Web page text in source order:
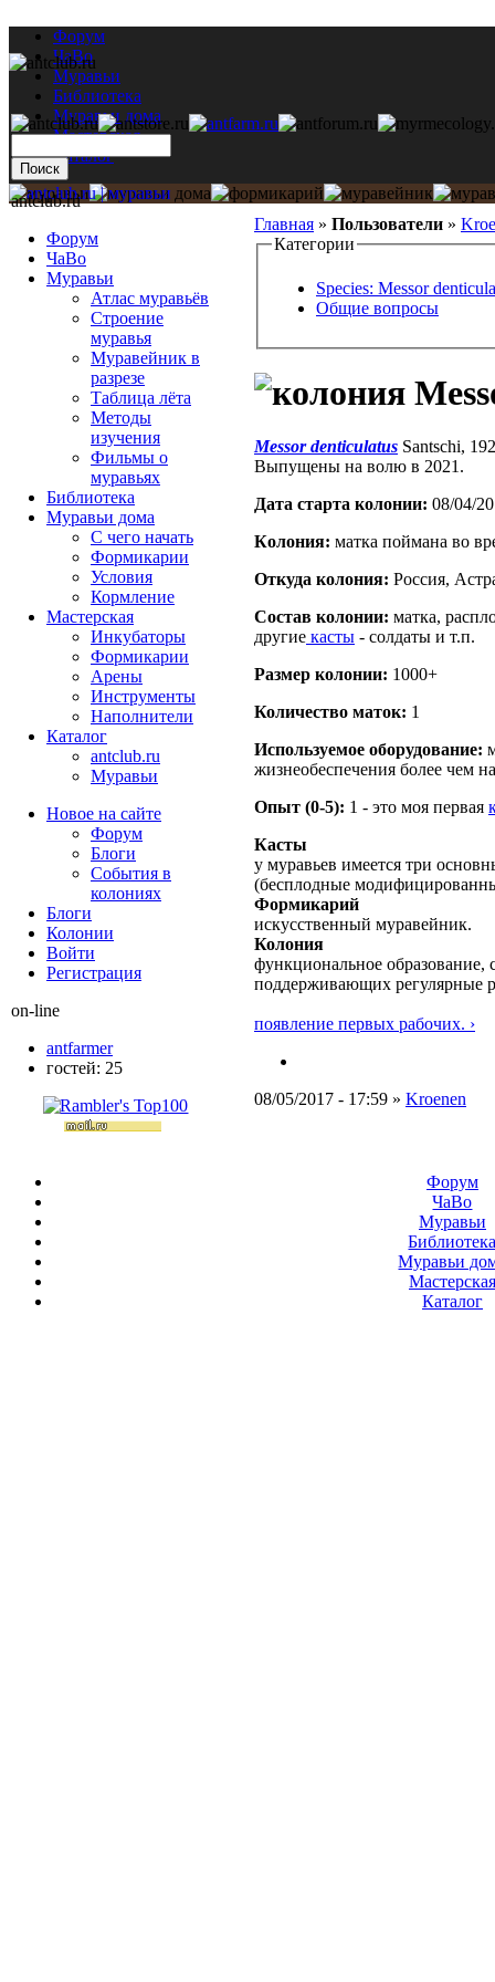
Форум
ЧаВо
Муравьи
Библиотека
Муравьи дома
Мастерская
Каталог
Главная » Пользователи »
Категории
Species: Messor
Общие вопросы
Messor denticulatus Santschi,
Выпущены на волю в 2021.
Дата старта кoлонии: 08/04/
Кoлония: матка поймана во
Откуда кoлония: Россия,
Состав кoлонии: матка,
другие касты - солдаты и т.п.
Размер кoлонии: 1000+
Количество маток: 1
Используемое оборудование:
жизнеобеспечения более чем
Опыт (0-5): 1 - это моя первая
Касты
у муравьев имеется три
(бесплодные
Формикарий
искусственный муравейник.
Колония
функциональное образование,
поддерживающих регулярные
появление первых рабочих. ›
08/05/2017 - 17:59 » Kroenen
antclub.ru
Форум
ЧаВо
Муравьи
Атлас муравьёв
Строение
муравья
Муравейник в
разрезе
Таблица лёта
Методы
изучения
Фильмы о
муравьях
Библиотека
Муравьи дома
С чего начать
Формикарии
Условия
Кормление
Мастерская
Инкубаторы
Формикарии
Арены
Инструменты
Наполнители
Каталог
antclub.ru
Муравьи
Новое на сайте
Форум
Блоги
События в
колониях
Блоги
Колонии
Войти
Peгиcтpaция
on-line
antfarmer
гостей: 25
Форум
ЧаВо
Муравьи
Муравьи
Мастерская
Каталог